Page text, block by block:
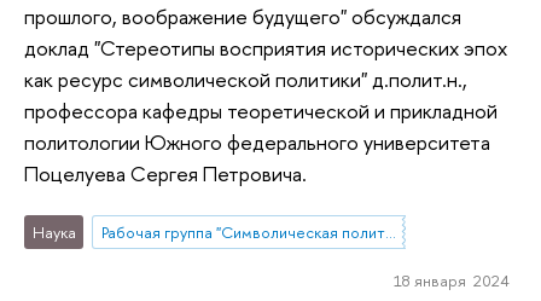
прошлого, воображение будущего" обсуждался
доклад "Стереотипы восприятия исторических эпох
как ресурс символической политики" д.полит.н.,
профессора кафедры теоретической и прикладной
политологии Южного федерального университета
Поцелуева Сергея Петровича.
Наука Рабочая группа "Символическая политика в контексте социетальных трансформаций: конструирование идентичностей, переосмысление прошлого, воображение будущего"
18 января 2024